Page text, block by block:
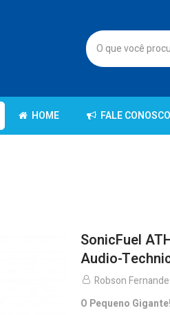
HOME FALE CONOSCO
SonicFuel
Audio-
Robson
O Pequeno Gigante!